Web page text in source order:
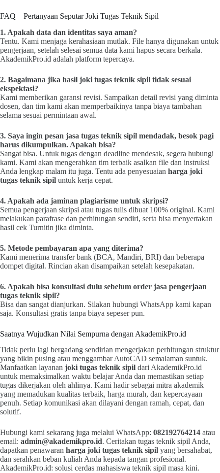
FAQ – Pertanyaan Seputar Joki Tugas Teknik Sipil
1. Apakah data dan identitas saya aman?
Tentu. Kami menjaga kerahasiaan mutlak. File hanya digunakan untuk
pengerjaan, setelah selesai semua data kami hapus secara berkala.
AkademikPro.id adalah platform tepercaya.
2. Bagaimana jika hasil joki tugas teknik sipil tidak sesuai
ekspektasi?
Kami memberikan garansi revisi. Sampaikan detail revisi yang diminta
dosen, dan tim kami akan memperbaikinya tanpa biaya tambahan
selama sesuai permintaan awal.
3. Saya ingin pesan jasa tugas teknik sipil mendadak, besok pagi
harus dikumpulkan. Apakah bisa?
Sangat bisa. Untuk tugas dengan deadline mendesak, segera hubungi
kami. Kami akan mengerahkan tim terbaik asalkan file dan instruksi
Anda lengkap malam itu juga. Tentu ada penyesuaian harga joki
tugas teknik sipil untuk kerja cepat.
4. Apakah ada jaminan plagiarisme untuk skripsi?
Semua pengerjaan skripsi atau tugas tulis dibuat 100% original. Kami
melakukan parafrase dan perhitungan sendiri, serta bisa menyertakan
hasil cek Turnitin jika diminta.
5. Metode pembayaran apa yang diterima?
Kami menerima transfer bank (BCA, Mandiri, BRI) dan beberapa
dompet digital. Rincian akan disampaikan setelah kesepakatan.
6. Apakah bisa konsultasi dulu sebelum order jasa pengerjaan
tugas teknik sipil?
Bisa dan sangat dianjurkan. Silakan hubungi WhatsApp kami kapan
saja. Konsultasi gratis tanpa biaya sepeser pun.
Saatnya Wujudkan Nilai Sempurna dengan AkademikPro.id
Tidak perlu lagi bergadang sendirian mengerjakan perhitungan struktur
yang bikin pusing atau menggambar AutoCAD semalaman suntuk.
Manfaatkan layanan joki tugas teknik sipil dari AkademikPro.id
untuk memaksimalkan waktu belajar Anda dan memastikan setiap
tugas dikerjakan oleh ahlinya. Kami hadir sebagai mitra akademik
yang memadukan kualitas terbaik, harga murah, dan kepercayaan
penuh. Setiap komunikasi akan dilayani dengan ramah, cepat, dan
solutif.
Hubungi kami sekarang juga melalui WhatsApp: 082192764214 atau
email: admin@akademikpro.id. Ceritakan tugas teknik sipil Anda,
dapatkan penawaran harga joki tugas teknik sipil yang bersahabat,
dan serahkan beban kuliah Anda kepada tangan profesional.
AkademikPro.id: solusi cerdas mahasiswa teknik sipil masa kini.